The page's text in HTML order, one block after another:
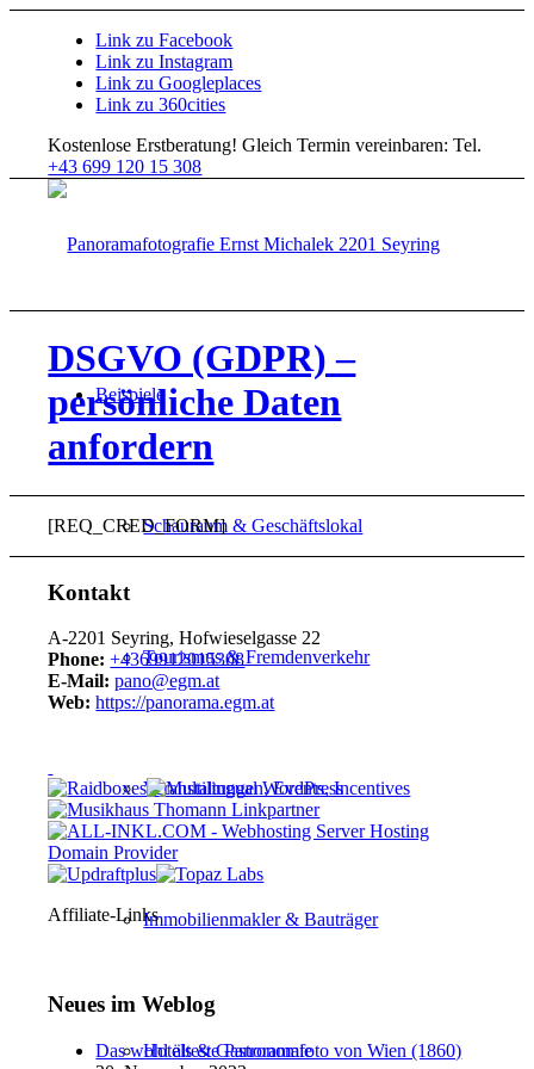
Link zu Facebook
Link zu Instagram
Link zu Googleplaces
Link zu 360cities
Kostenlose Erstberatung! Gleich Termin vereinbaren: Tel.
+43 699 120 15 308
Beispiele
Schauraum & Geschäftslokal
Tourismus & Fremdenverkehr
Veranstaltungen, Events, Incentives
Immobilienmakler & Bauträger
Hotels & Gastronomie
DSGVO (GDPR) –
persönliche Daten
anfordern
[REQ_CRED_FORM]
Kontakt
A-2201 Seyring, Hofwieselgasse 22
Phone: +4369912015308
E-Mail: pano@egm.at
Web: https://panorama.egm.at
Affiliate-Links
Neues im Weblog
Das wohl älteste Panoramafoto von Wien (1860)